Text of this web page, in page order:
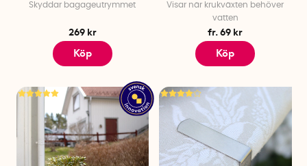
Skyddar bagageutrymmet
269 kr
Köp
Visar när krukväxten behöver
vatten
fr. 69 kr
Köp